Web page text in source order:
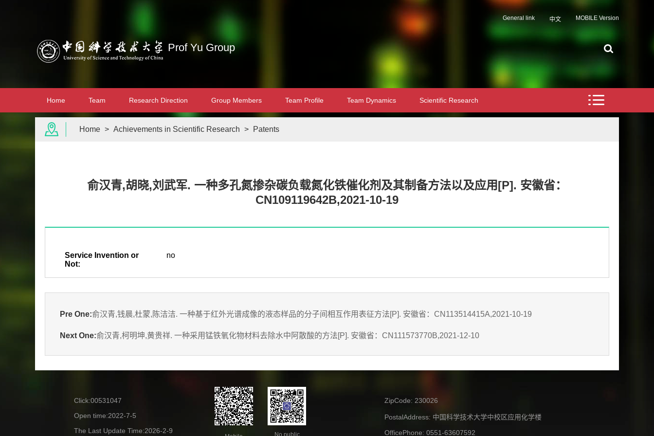
General link 中文 MOBILE Version
Prof Yu Group
Home Team Research Direction Group Members Team Profile Team Dynamics Scientific Research
Home > Achievements in Scientific Research > Patents
俞汉青,胡晓,刘武军. 一种多孔氮掺杂碳负载氮化铁催化剂及其制备方法以及应用[P]. 安徽省：
CN109119642B,2021-10-19
Service Invention or
Not:
no
Pre One:俞汉青,钱晨,杜蒙,陈洁洁. 一种基于红外光谱成像的液态样品的分子间相互作用表征方法[P]. 安徽省：CN113514415A,2021-10-19
Next One:俞汉青,柯明坤,黄贵祥. 一种采用锰铁氧化物材料去除水中阿散酸的方法[P]. 安徽省：CN111573770B,2021-12-10
Click:00531047
Open time:2022-7-5
The Last Update Time:2026-2-9 No public
ZipCode: 230026
PostalAddress: 中国科学技术大学中校区应用化学楼
OfficePhone: 0551-63607592